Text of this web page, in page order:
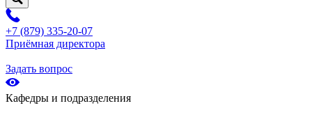
+7 (879) 335-20-07
Приёмная директора
Задать вопрос
Кафедры и подразделения